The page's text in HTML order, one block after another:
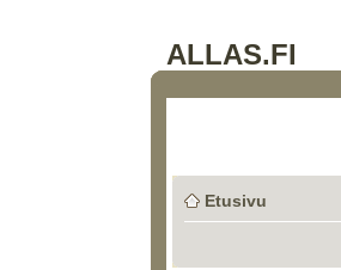
ALLAS.FI
Etusivu